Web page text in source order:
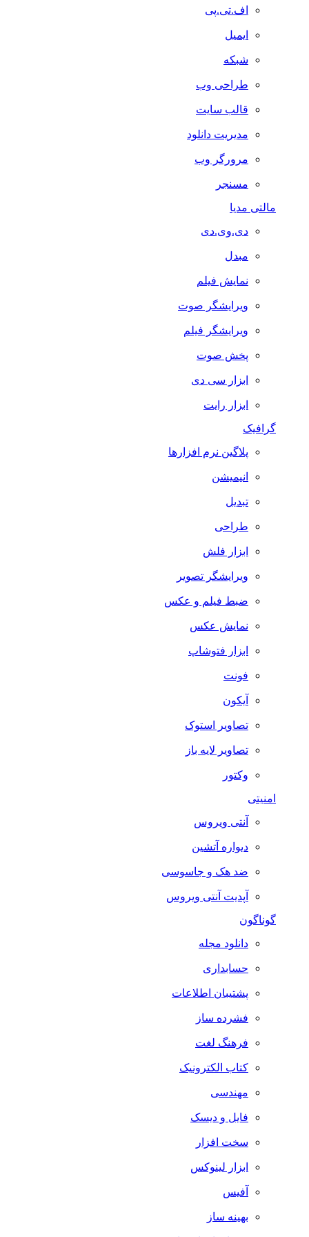
اف.تی.پی
ایمیل
شبکه
طراحی وب
قالب سایت
مدیریت دانلود
مرورگر وب
مسنجر
مالتی مدیا
دی.وی.دی
مبدل
نمایش فیلم
ویرایشگر صوت
ویرایشگر فیلم
پخش صوت
ابزار سی دی
ابزار رایت
گرافیک
پلاگین نرم افزارها
انیمیشن
تبدیل
طراحی
ابزار فلش
ویرایشگر تصویر
ضبط فيلم و عكس
نمایش عکس
ابزار فتوشاپ
فونت
آیکون
تصاویر استوک
تصاویر لایه باز
وکتور
آنتی ویروس
دیواره آتشین
ضد هک و جاسوسی
آپدیت آنتی ویروس
گوناگون
دانلود مجله
حسابداری
پشتیبان اطلاعات
فشرده ساز
فرهنگ لغت
کتاب الکترونیک
مهندسی
فایل و دیسک
سخت افزار
ابزار لینوکس
آفیس
بهینه ساز